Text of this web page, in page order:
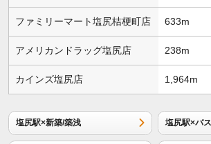
ファミリーマート塩尻桔梗町店 633m
アメリカンドラッグ塩尻店 238m
カインズ塩尻店 1,964m
塩尻駅×新築/築浅 塩尻駅×バ